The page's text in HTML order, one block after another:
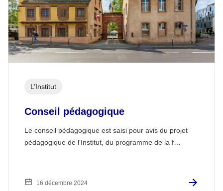
Conseil pédagogique
Le conseil pédagogique est saisi pour avis du projet
pédagogique de l'Institut, du programme de la f…
L’Institut
16 décembre 2024